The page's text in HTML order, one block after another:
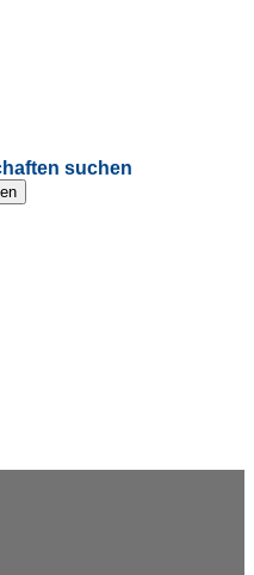
suchen